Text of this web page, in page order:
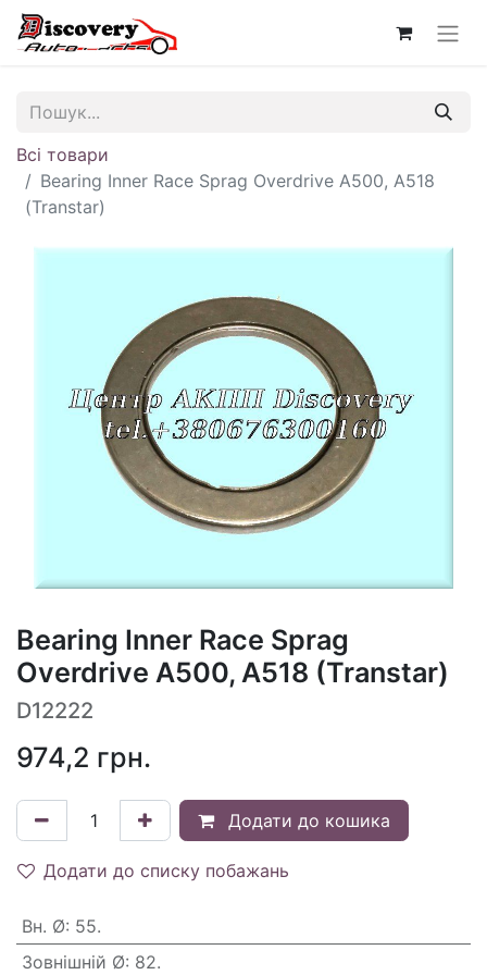
Всі товари
Bearing Inner Race Sprag Overdrive A500, A518
(Transtar)
Bearing Inner Race Sprag
Overdrive A500, A518 (Transtar)
D12222
974,2 грн.
Додати до кошика
Додати до списку побажань
Вн. Ø: 55.
Зовнішній Ø: 82.